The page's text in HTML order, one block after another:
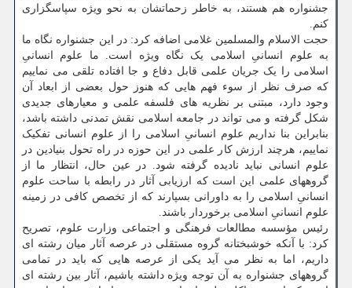
جشنواره هم هستند، به خاطر زحماتشان به نحو ویژه سپاسگزاری
کنم.
حجت الاسلام والمسلمین غلامی اضافه کرد: در این جشنواره نگاه ما
به علوم انسانیِ اسلامی یک نگاه ویژه است. ما علوم انسانیِ
اسلامی را یک جریان علمی قابل دفاع و جا افتاده تلقی می نماییم
که صرف نظر از سوء فهم هایی که هنوز حول بعضی از ابعاد آن
وجود دارد، مبتنی بر نظریه های فلسفه علمی و معیارهای جدیدی
شکل گرفته و می تواند در جامعه اسلامی نقش تمدنی داشته باشد،
بنابراین بنا نداریم علوم انسانیِ اسلامی را از علوم انسانی تفکیک
نماییم، هرچند ارزش کار علمی در این حوزه در راه تحول بنیادین در
علوم انسانی نباید نادیده گرفته شود. در عین حال، انتظار ما از
گروههای علمی این است که ارزیابی آثار در رابطه با ساحت علوم
انسانیِ اسلامی را به داورانی بسپارند که از تخصص کافی در زمینه
علوم انسانیِ اسلامی برخوردار باشند.
رئیس مؤسسه مطالعات فرهنگی و اجتماعی وزارت علوم، تصریح
کرد: با آنکه خوشبختانه گروه مستقلی در عرصه آثار میان رشته ای
داریم، اما به نظر می آید یکی از عرصه هایی که باید در تمامی
گروههای جشنواره به آن توجه ویژه داشته باشیم، آثار بین رشته ای